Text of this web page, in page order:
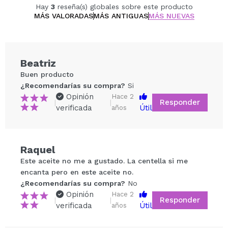
vitalidad natural.
Mejora la textura y la elasticidad de la piel
Hay 3reseña(s) globales sobre este producto
MÁS VALORADASMÁS ANTIGUASMÁS NUEVAS
Compartir un vídeo o una foto
Tu vídeo podría ser el primero. Imagínatelo...
¿Recomendarías su compra? Si No
Beatriz
Buen producto
¿Recomendarías su compra? Si
|
Opinión
verificada
|
Hace 2
años
Útil
Responder
Raquel
Este aceite no me a gustado. La centella si me
encanta pero en este aceite no.
¿Recomendarías su compra? No
|
Opinión
verificada
|
Hace 2
años
Útil
Responder